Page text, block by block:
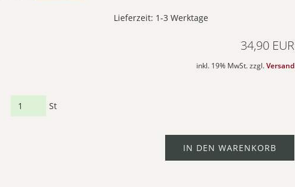
Lieferzeit: 1-3 Werktage
34,90 EUR
inkl. 19% MwSt. zzgl. Versand
St
IN DEN WARENKORB